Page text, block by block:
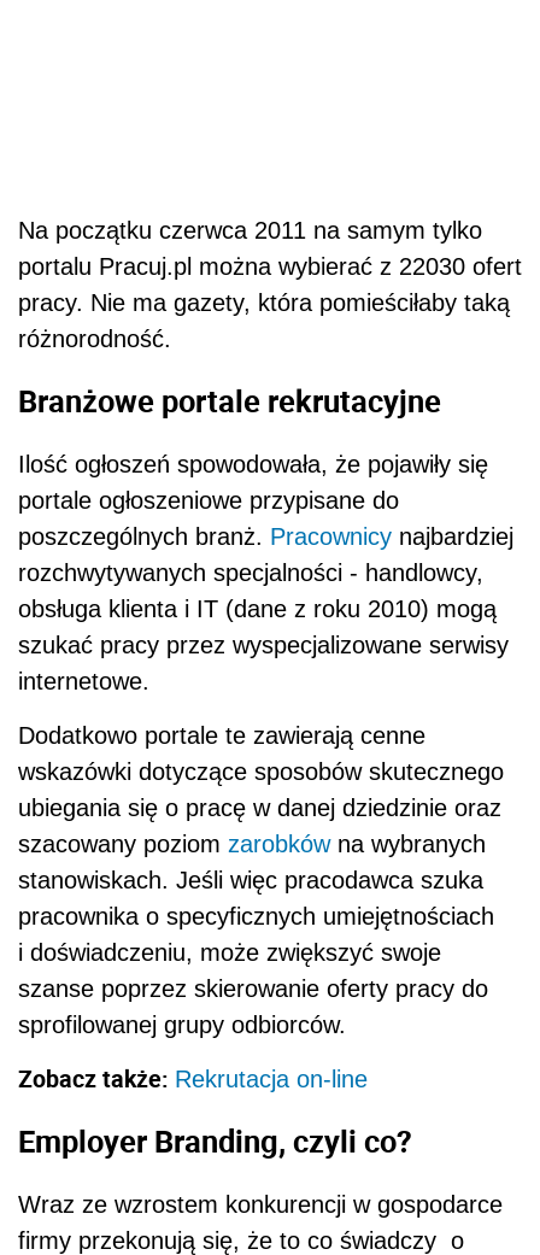
Na początku czerwca 2011 na samym tylko
portalu Pracuj.pl można wybierać z 22030 ofert
pracy. Nie ma gazety, która pomieściłaby taką
różnorodność.
Branżowe portale rekrutacyjne
Ilość ogłoszeń spowodowała, że pojawiły się
portale ogłoszeniowe przypisane do
poszczególnych branż. Pracownicy najbardziej
rozchwytywanych specjalności - handlowcy,
obsługa klienta i IT (dane z roku 2010) mogą
szukać pracy przez wyspecjalizowane serwisy
internetowe.
Dodatkowo portale te zawierają cenne
wskazówki dotyczące sposobów skutecznego
ubiegania się o pracę w danej dziedzinie oraz
szacowany poziom zarobków na wybranych
stanowiskach. Jeśli więc pracodawca szuka
pracownika o specyficznych umiejętnościach
i doświadczeniu, może zwiększyć swoje
szanse poprzez skierowanie oferty pracy do
sprofilowanej grupy odbiorców.
Zobacz także: Rekrutacja on-line
Employer Branding, czyli co?
Wraz ze wzrostem konkurencji w gospodarce
firmy przekonują się, że to co świadczy o